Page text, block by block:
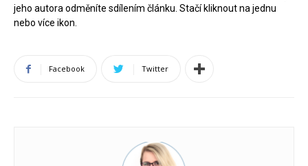
jeho autora odměníte sdílením článku. Stačí kliknout na jednu
nebo více ikon.
Facebook Twitter